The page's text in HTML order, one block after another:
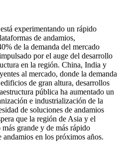
experimentando un rápido
de andamios,
de la demanda del mercado
por el auge del desarrollo
en la región. China, India y
al mercado, donde la demanda
de gran altura, desarrollos
pública ha aumentado un
e industrialización de la
de soluciones de andamios
que la región de Asia y el
grande y de más rápido
en los próximos años.